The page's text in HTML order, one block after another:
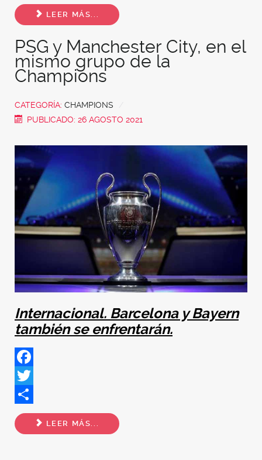
Share
LEER MÁS...
PSG y Manchester City, en el
mismo grupo de la
Champions
CATEGORÍA: CHAMPIONS
PUBLICADO: 26 AGOSTO 2021
Internacional. Barcelona y Bayern
también se enfrentarán.
Facebook
Twitter
Share
LEER MÁS...